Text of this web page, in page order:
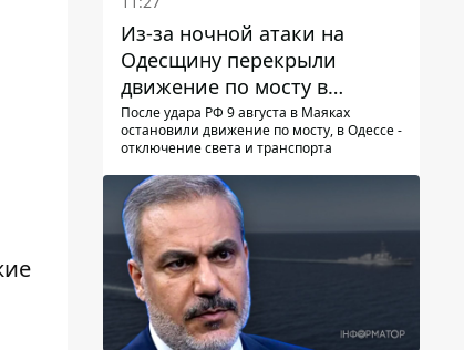
Из-за ночной атаки на
Одесщину перекрыли
движение по мосту в
Маяках - подробности от
ГНСУ
После удара РФ 9 августа в Маяках
остановили движение по мосту, в Одессе -
отключение света и транспорта